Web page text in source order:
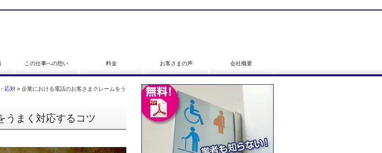
この仕事への想い 料金 お客さまの声 会社概要
応対 » 企業における電話のお客さまクレームをう
うまく対応するコツ